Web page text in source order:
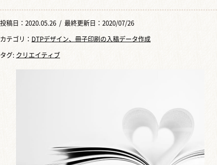
投稿日： 2020.05.26 / 最終更新日：2020/07/26
カテゴリ： DTPデザイン、冊子印刷の入稿データ作成
タグ: クリエイティブ